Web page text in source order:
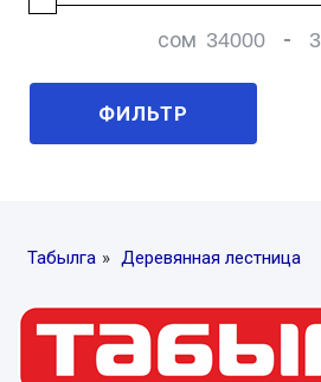
сом -
ФИЛЬТР
Табылга » Деревянная лестница